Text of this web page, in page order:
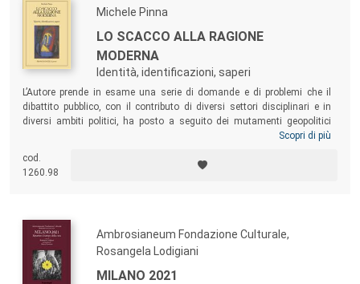
Michele Pinna
LO SCACCO ALLA RAGIONE
MODERNA
Identità, identificazioni, saperi
L’Autore prende in esame una serie di domande e di problemi che il
dibattito pubblico, con il contributo di diversi settori disciplinari e in
diversi ambiti politici, ha posto a seguito dei mutamenti geopolitici
determinatisi con la fine dei «blocchi». Implicazioni letterarie,
tempo, si sono misurati diversi autori, che sono stati rivisitati
partendo dalle loro assunzioni teoriche e critiche.
Scopri di più
cod.
1260.98
Ambrosianeum Fondazione Culturale,
Rosangela Lodigiani
MILANO 2021